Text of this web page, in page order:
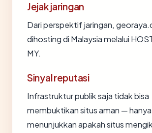
Jejak jaringan
Dari perspektif jaringan,
dihosting di Malaysia melalui
MY.
Sinyal reputasi
Infrastruktur publik saja tidak bisa
membuktikan situs aman — hanya
menunjukkan apakah situs